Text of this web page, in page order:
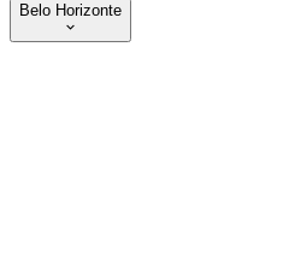
Belo Horizonte